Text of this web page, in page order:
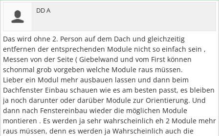
DD A
Das wird ohne 2. Person auf dem Dach und gleichzeitig
entfernen der entsprechenden Module nicht so einfach sein ,
Messen von der Seite ( Giebelwand und vom First können
schonmal grob vorgeben welche Module raus müssen.
Lieber ein Modul mehr ausbauen lassen und dann beim
Dachfenster Einbau schauen wie es am besten passt, es bleiben
ja noch darunter oder darüber Module zur Orientierung. Und
dann nach Fenstereinbau wieder die möglichen Module
montieren . Es werden ja sehr wahrscheinlich eh 2 Module mehr
raus müssen, denn es werden ja Wahrscheinlich auch die